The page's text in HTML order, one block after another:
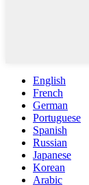
English
French
German
Portuguese
Spanish
Russian
Japanese
Korean
Arabic